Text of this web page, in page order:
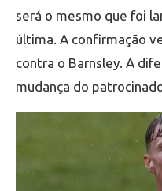
será o mesmo que foi
última. A confirmação
contra o Barnsley. A
mudança do